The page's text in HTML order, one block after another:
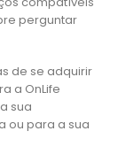
perguntar
de se adquirir
a OnLife
sua
ou para a sua